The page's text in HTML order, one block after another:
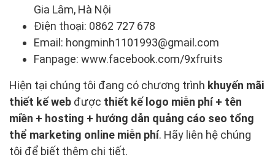
Gia Lâm, Hà Nội
Điện thoại: 0862 727 678
Email: hongminh1101993@gmail.com
Fanpage: www.facebook.com/9xfruits
Hiện tại chúng tôi đang có chương trình khuyến mãi
thiết kế web được thiết kế logo miễn phí + tên
miền + hosting + hướng dẫn quảng cáo seo tổng
thể marketing online miễn phí. Hãy liên hệ chúng
tôi để biết thêm chi tiết.